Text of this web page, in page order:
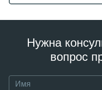
Нужна
вопрос